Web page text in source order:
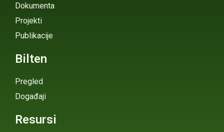
Dokumenta
Projekti
Publikacije
Bilten
Pregled
Događaji
Resursi